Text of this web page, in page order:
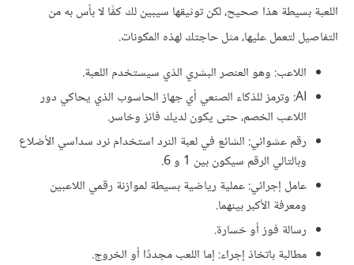
اللعبة بسيطة هذا صحيح، لكن توثيقها سيبين لك كمًّا لا بأس به من
التفاصيل لتعمل عليها، مثل حاجتك لهذه المكونات.
اللاعب: وهو العنصر البشري الذي سيستخدم اللعبة.
AI: وترمز للذكاء الصنعي أي جهاز الحاسوب الذي يحاكي دور
اللاعب الخصم، حتى يكون لديك فائز وخاسر.
رقم عشوائي: الشائع في لعبة النرد استخدام نرد سداسي الأضلاع
وبالتالي الرقم سيكون بين 1 و 6.
عامل إجرائي: عملية رياضية بسيطة لموازنة رقمي اللاعبين
ومعرفة الأكبر بينهما.
رسالة فوز أو خسارة.
مطالبة باتخاذ إجراء: إما اللعب مجددًا أو الخروج.